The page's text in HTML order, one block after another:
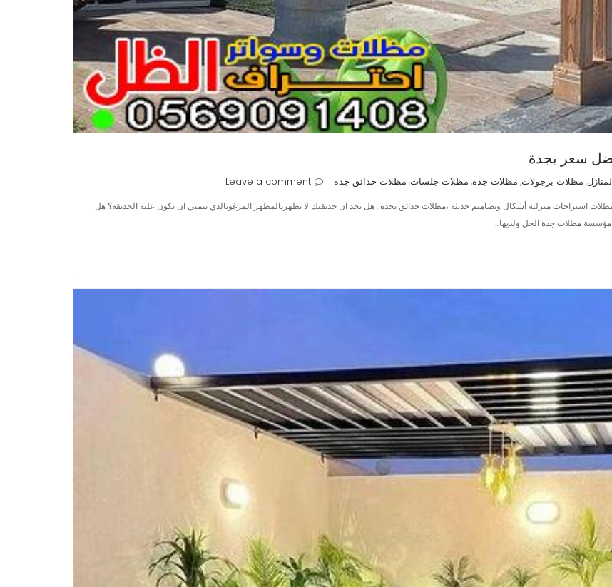
سعر بجدة
, مظلات برجولات, مظلات جدة, مظلات جلسات, مظلات حدائق جده Leave a comment
استراحات منزليه أشكال وتصاميم حديثه ،مظلات حدائق بجده , هل تجد ان حديقتك لا تظهربالمظهر المرغوبالذي تتمني ان تكون عليه الحديقة؟ هل
مظلات جدة الحل ولديها…